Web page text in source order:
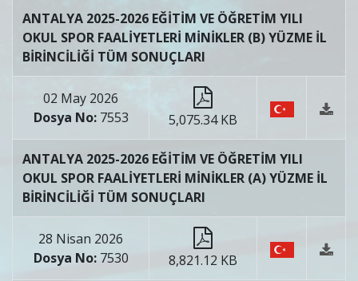
ANTALYA 2025-2026 EĞİTİM VE ÖĞRETİM YILI
OKUL SPOR FAALİYETLERİ MİNİKLER (B) YÜZME İL
BİRİNCİLİĞİ TÜM SONUÇLARI
02 May 2026
Dosya No:7553 5,075.34 KB
ANTALYA 2025-2026 EĞİTİM VE ÖĞRETİM YILI
OKUL SPOR FAALİYETLERİ MİNİKLER (A) YÜZME İL
BİRİNCİLİĞİ TÜM SONUÇLARI
28 Nisan 2026
Dosya No:7530 8,821.12 KB